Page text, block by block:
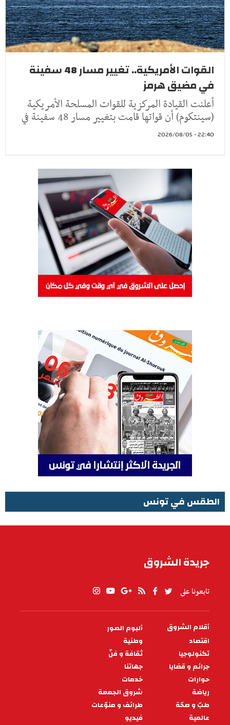
القوات الأمريكية.. تغيير مسار 48 سفينة
في مضيق هرمز
أعلنت القيادة المركزية للقوات المسلحة الأمريكية
(سينتكوم) أن قواتها قامت بتغيير مسار 48 سفينة في
22:40 - 2026/08/05
الطقس في تونس
جريدة الشروق
تابعونا على
PIED
DE
PAGE
أقلام الشروق
ألبوم الصور
اقتصاد
وطنية
تكنولوجيا
ثقافة و فنّ
جرائم و قضايا
جهاتنا
حوارات
خدمات
رياضة
شروق الجمعة
طبّ و صحّة
طرائف و منوّعات
عالمية
فيديو